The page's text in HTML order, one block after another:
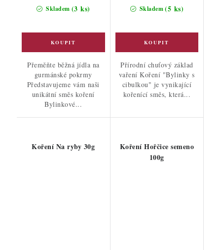
Skladem (3 ks)
Přeměňte běžná jídla na
gurmánské pokrmy
Představujeme vám naši
unikátní směs koření
Bylinkové...
Skladem(5 ks)
Přírodní chuťový základ
vaření Koření "Bylinky s
cibulkou" je vynikající
kořenící směs, která...
Koření Na ryby 30g
Koření Hořčice semeno
100g